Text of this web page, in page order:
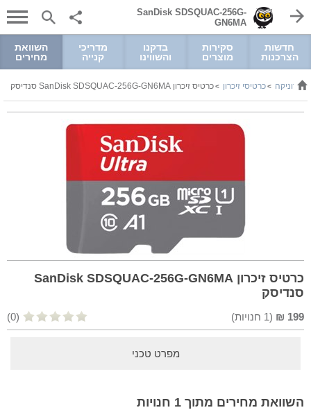
SanDisk SDSQUAC-256G-
GN6MA
חדשות
הצרכנות
סקירות
מוצרים
בדקנו
והשווינו
מדריכי
קנייה
השוואת
מחירים
>כרטיסי זיכרון >כרטיס זיכרון SanDisk SDSQUAC-256G-GN6MA סנדיסק
כרטיס זיכרון SanDisk SDSQUAC-256G-GN6MA
סנדיסק
199
₪
(
1 חנויות) (0)
מפרט טכני
השוואת מחירים מתוך 1 חנויות